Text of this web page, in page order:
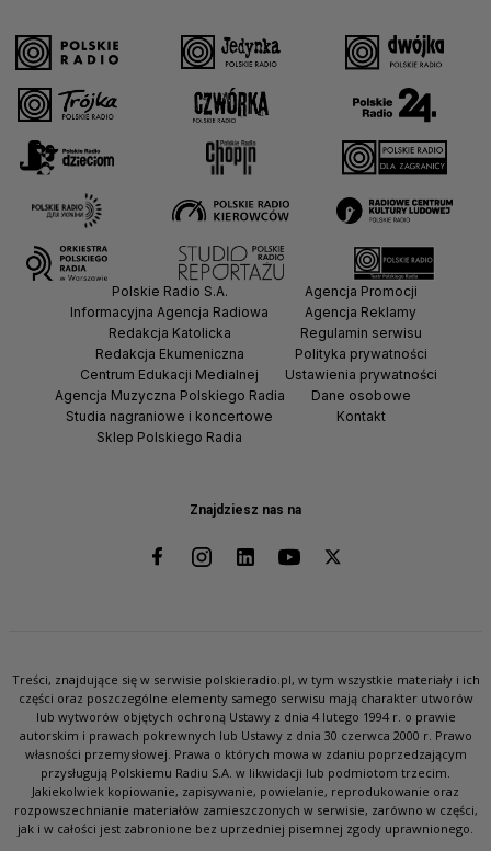
Znajdziesz nas na
Polskie Radio S.A.
Informacyjna Agencja Radiowa
Redakcja Katolicka
Redakcja Ekumeniczna
Centrum Edukacji Medialnej
Agencja Muzyczna Polskiego Radia
Studia nagraniowe i koncertowe
Sklep Polskiego Radia
Agencja Promocji
Agencja Reklamy
Regulamin serwisu
Polityka prywatności
Ustawienia prywatności
Dane osobowe
Kontakt
Treści, znajdujące się w serwisie polskieradio.pl, w tym wszystkie materiały i ich
części oraz poszczególne elementy samego serwisu mają charakter utworów
lub wytworów objętych ochroną Ustawy z dnia 4 lutego 1994 r. o prawie
autorskim i prawach pokrewnych lub Ustawy z dnia 30 czerwca 2000 r. Prawo
własności przemysłowej. Prawa o których mowa w zdaniu poprzedzającym
przysługują Polskiemu Radiu S.A. w likwidacji lub podmiotom trzecim.
Jakiekolwiek kopiowanie, zapisywanie, powielanie, reprodukowanie oraz
rozpowszechnianie materiałów zamieszczonych w serwisie, zarówno w części,
jak i w całości jest zabronione bez uprzedniej pisemnej zgody uprawnionego.